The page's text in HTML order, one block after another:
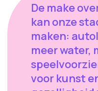
De make
kan onze
maken:
meer water,
voor kunst